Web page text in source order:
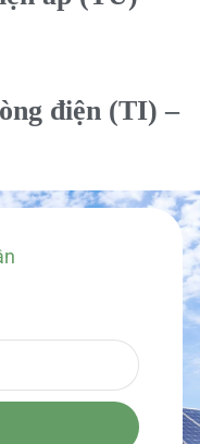
điện (TI) –